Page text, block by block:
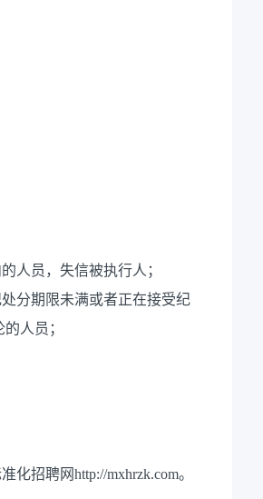
人员，失信被执行人；
分期限未满或者正在接受纪
人员；
招聘网http://mxhrzk.com。